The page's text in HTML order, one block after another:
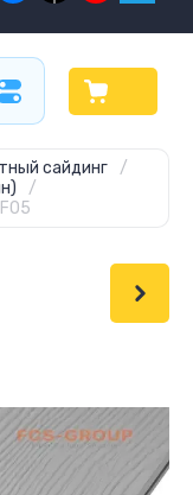
сайдинг
/
/